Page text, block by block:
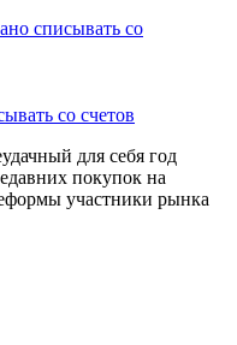
со счетов
для себя год
покупок на
участники рынка